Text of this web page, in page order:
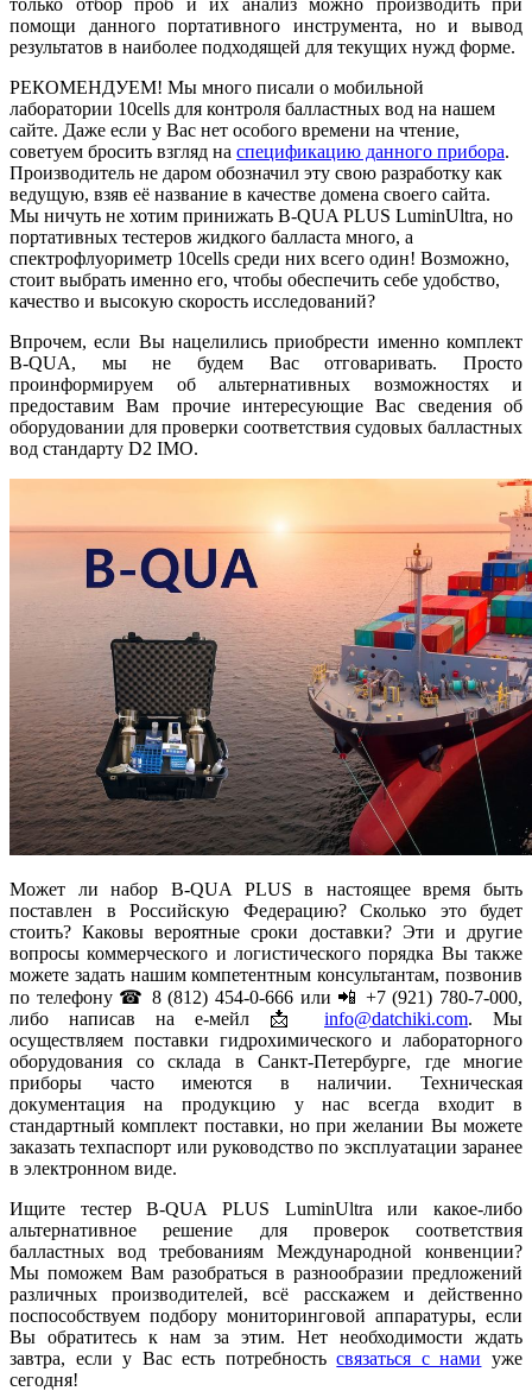
помощи данного портативного инструмента, но и вывод
результатов в наиболее подходящей для текущих нужд форме.
РЕКОМЕНДУЕМ! Мы много писали о мобильной
лаборатории 10cells для контроля балластных вод на нашем
сайте. Даже если у Вас нет особого времени на чтение,
советуем бросить взгляд на спецификацию данного прибора.
Производитель не даром обозначил эту свою разработку как
ведущую, взяв её название в качестве домена своего сайта.
Мы ничуть не хотим принижать B-QUA PLUS LuminUltra, но
портативных тестеров жидкого балласта много, а
спектрофлуориметр 10cells среди них всего один! Возможно,
стоит выбрать именно его, чтобы обеспечить себе удобство,
качество и высокую скорость исследований?
Впрочем, если Вы нацелились приобрести именно комплект
B-QUA, мы не будем Вас отговаривать. Просто
проинформируем об альтернативных возможностях и
предоставим Вам прочие интересующие Вас сведения об
оборудовании для проверки соответствия судовых балластных
вод стандарту D2 IMO.
Может ли набор B-QUA PLUS в настоящее время быть
поставлен в Российскую Федерацию? Сколько это будет
стоить? Каковы вероятные сроки доставки? Эти и другие
вопросы коммерческого и логистического порядка Вы также
можете задать нашим компетентным консультантам, позвонив
по телефону ☎ 8 (812) 454-0-666 или 📲 +7 (921) 780-7-000,
либо написав на е-мейл 📩 info@datchiki.com. Мы
осуществляем поставки гидрохимического и лабораторного
оборудования со склада в Санкт-Петербурге, где многие
приборы часто имеются в наличии. Техническая
документация на продукцию у нас всегда входит в
стандартный комплект поставки, но при желании Вы можете
заказать техпаспорт или руководство по эксплуатации заранее
в электронном виде.
Ищите тестер B-QUA PLUS LuminUltra или какое-либо
альтернативное решение для проверок соответствия
балластных вод требованиям Международной конвенции?
Мы поможем Вам разобраться в разнообразии предложений
различных производителей, всё расскажем и действенно
поспособствуем подбору мониторинговой аппаратуры, если
Вы обратитесь к нам за этим. Нет необходимости ждать
завтра, если у Вас есть потребностьсвязаться с нами уже
сегодня!